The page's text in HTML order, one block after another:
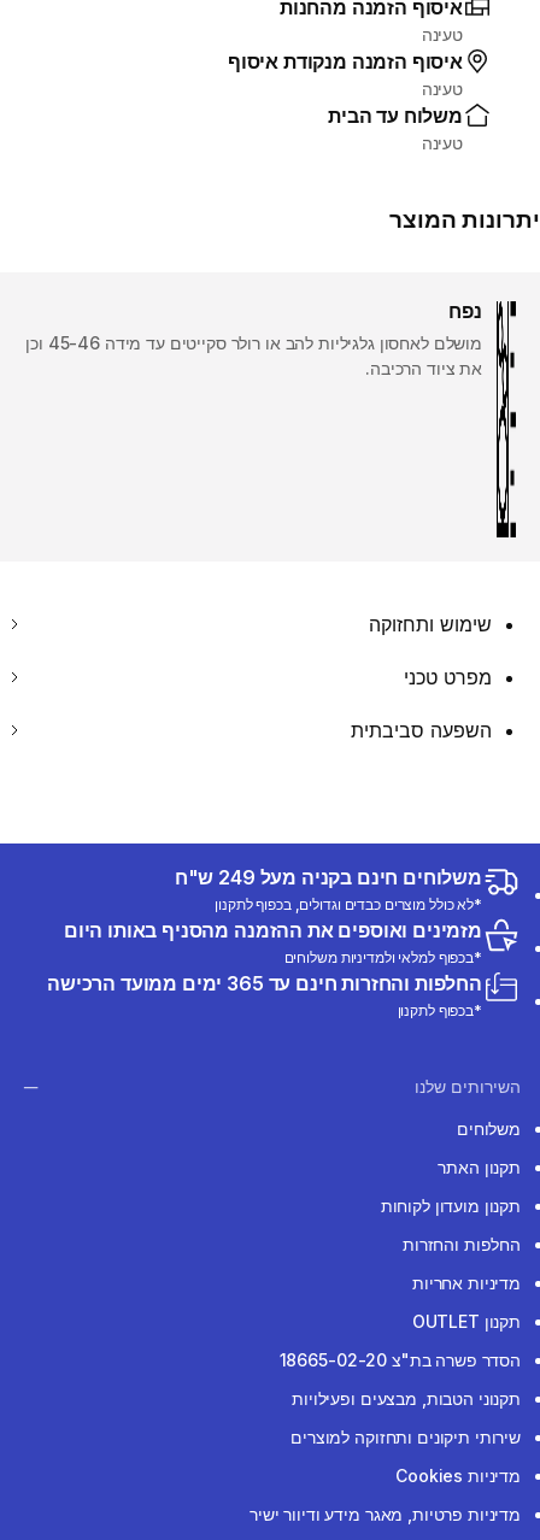
איסוף הזמנה מהחנות
טעינה
איסוף הזמנה מנקודת איסוף
טעינה
משלוח עד הבית
טעינה
יתרונות המוצר
נפח
מושלם לאחסון גלגיליות להב או רולר סקייטים עד מידה 45-46 וכן
את ציוד הרכיבה.
שימוש ותחזוקה
מפרט טכני
השפעה סביבתית
משלוחים חינם בקניה מעל 249 ש"ח
*לא כולל מוצרים כבדים וגדולים, בכפוף לתקנון
מזמינים ואוספים את ההזמנה מהסניף באותו היום
*בכפוף למלאי ולמדיניות משלוחים
החלפות והחזרות חינם עד 365 ימים ממועד הרכישה
*בכפוף לתקנון
השירותים שלנו
משלוחים
תקנון האתר
תקנון מועדון לקוחות
החלפות והחזרות
מדיניות אחריות
תקנון OUTLET
הסדר פשרה בת"צ 18665-02-20
תקנוני הטבות, מבצעים ופעילויות
שירותי תיקונים ותחזוקה למוצרים
מדיניות Cookies
מדיניות פרטיות, מאגר מידע ודיוור ישיר